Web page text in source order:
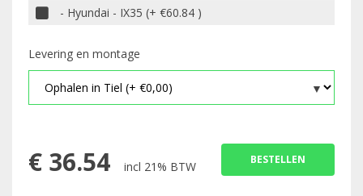
- Hyundai - IX35 (+ €60.84 )
Levering en montage
€ 36.54 incl 21% BTW BESTELLEN